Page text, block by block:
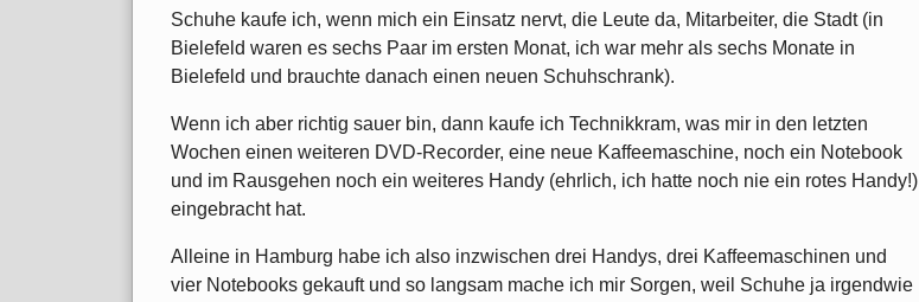
Schuhe kaufe ich, wenn mich ein Einsatz nervt, die Leute da, Mitarbeiter, die Stadt (in
Bielefeld waren es sechs Paar im ersten Monat, ich war mehr als sechs Monate in
Bielefeld und brauchte danach einen neuen Schuhschrank).
Wenn ich aber richtig sauer bin, dann kaufe ich Technikkram, was mir in den letzten
Wochen einen weiteren DVD-Recorder, eine neue Kaffeemaschine, noch ein Notebook
und im Rausgehen noch ein weiteres Handy (ehrlich, ich hatte noch nie ein rotes Handy!)
eingebracht hat.
Alleine in Hamburg habe ich also inzwischen drei Handys, drei Kaffeemaschinen und
vier Notebooks gekauft und so langsam mache ich mir Sorgen, weil Schuhe ja irgendwie